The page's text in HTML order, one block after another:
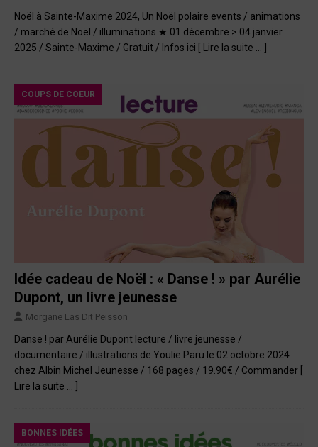
Noël à Sainte-Maxime 2024, Un Noël polaire events / animations
/ marché de Noël / illuminations ★ 01 décembre > 04 janvier
2025 / Sainte-Maxime / Gratuit / Infos ici
[ Lire la suite … ]
COUPS DE COEUR
Idée cadeau de Noël : « Danse ! » par Aurélie
Dupont, un livre jeunesse
Morgane Las Dit Peisson
Danse ! par Aurélie Dupont lecture / livre jeunesse /
documentaire / illustrations de Youlie Paru le 02 octobre 2024
chez Albin Michel Jeunesse / 168 pages / 19.90€ / Commander [
Lire la suite … ]
BONNES IDÉES